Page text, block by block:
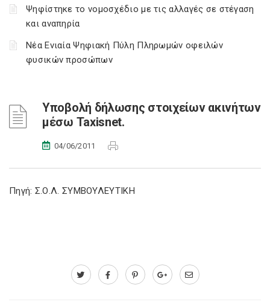
Ψηφίστηκε το νομοσχέδιο με τις αλλαγές σε στέγαση
και αναπηρία
Νέα Ενιαία Ψηφιακή Πύλη Πληρωμών οφειλών
φυσικών προσώπων
Υποβολή δήλωσης στοιχείων ακινήτων
μέσω Taxisnet.
04/06/2011
Πηγή: Σ.Ο.Λ. ΣΥΜΒΟΥΛΕΥΤΙΚΗ